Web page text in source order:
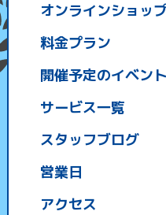
オンラインショッ
料金プラン
開催予定のイベン
サービス一覧
スタッフブログ
営業日
アクセス